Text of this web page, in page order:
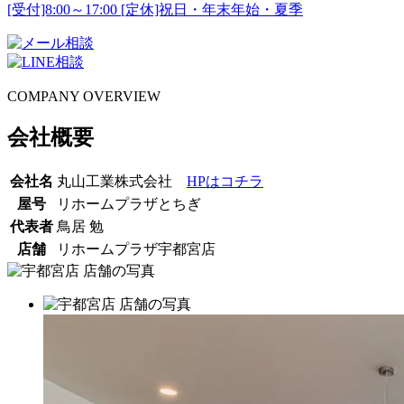
[受付]8:00～17:00 [定休]祝日・年末年始・夏季
COMPANY OVERVIEW
会社概要
会社名 丸山工業株式会社
HPはコチラ
屋号
リホームプラザとちぎ
代表者 鳥居 勉
店舗
リホームプラザ宇都宮店